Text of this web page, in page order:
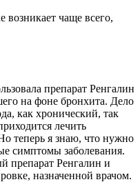
чаще всего,
препарат Ренгалин
на фоне бронхита. Дело
как хронический, так
лечить
теперь я знаю, что нужно
симптомы заболевания.
препарат Ренгалин и
назначенной врачом.